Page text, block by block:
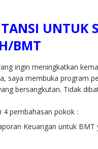
UNTUK
BMT
ingin meningkatkan
saya membuka program
bersangkutan. Tidak
pembahasan pokok :
Keuangan untuk BMT